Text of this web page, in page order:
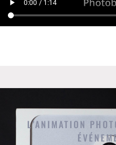
L’ANIMATION